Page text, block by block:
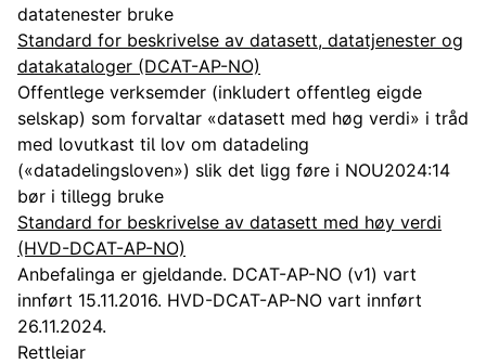
datatenester bruke
Standard for beskrivelse av datasett, datatjenester og
datakataloger (DCAT-AP-NO)
Offentlege verksemder (inkludert offentleg eigde
selskap) som forvaltar «datasett med høg verdi» i tråd
med lovutkast til lov om datadeling
(«datadelingsloven») slik det ligg føre i NOU2024:14
bør i tillegg bruke
Standard for beskrivelse av datasett med høy verdi
(HVD-DCAT-AP-NO)
Anbefalinga er gjeldande. DCAT-AP-NO (v1) vart
innført 15.11.2016. HVD-DCAT-AP-NO vart innført
26.11.2024.
Rettleiar